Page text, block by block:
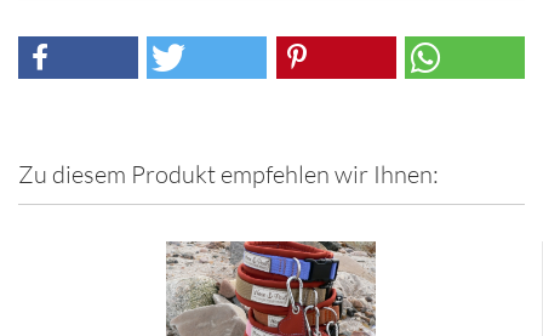
Zu diesem Produkt empfehlen wir Ihnen: